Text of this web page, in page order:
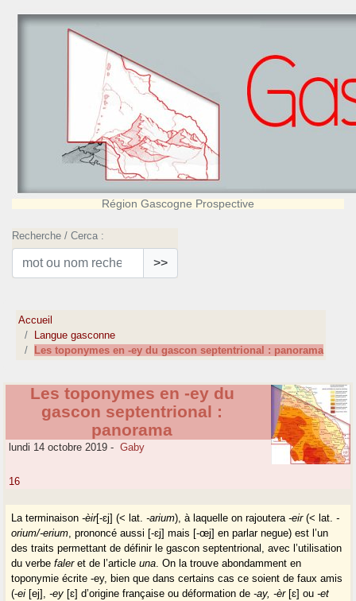
Région Gascogne Prospective
Recherche / Cerca :
>>
Accueil
Langue gasconne
Les toponymes en -ey du gascon septentrional : panorama
Les toponymes en -ey du
gascon septentrional :
panorama
lundi 14 octobre 2019 - Gaby
16
La terminaison-èir[-ɛj] (< lat.-arium), à laquelle on rajoutera-eir(< lat.-
orium/-erium, prononcé aussi [-ɛj] mais [-œj] en parlar negue) est l’un
des traits permettant de définir le gascon septentrional, avec l’utilisation
du verbefaleret de l’articleuna. On la trouve abondamment en
toponymie écrite -ey, bien que dans certains cas ce soient de faux amis
(-ei [ej],-ey [ɛ] d’origine française ou déformation de-ay, -èr [ɛ] ou-et